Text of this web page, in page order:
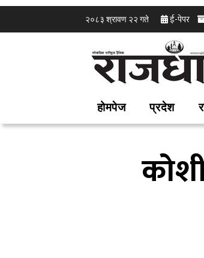
२०८३ श्रावण २२ गते ई-पेपर
होमपेज प्रदेश